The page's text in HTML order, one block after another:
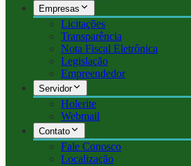
Empresas
Licitações
Transparência
Nota Fiscal Eletrônica
Legislação
Empreendedor
Servidor
Holerite
Webmail
Contato
Fale Conosco
Localização